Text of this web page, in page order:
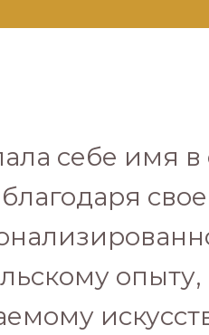
себе имя
опыту,